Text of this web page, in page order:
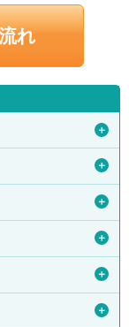
れ
＋
＋
＋
＋
＋
＋